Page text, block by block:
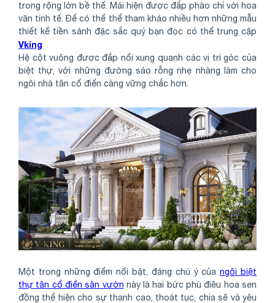
trong rộng lớn bề thế. Mái hiện được đắp phào chỉ với hoa
văn tinh tế. Để có thể thể tham khảo nhiều hơn những mẫu
thiết kế tiền sảnh đặc sắc quý bạn đọc có thể trung cập
Vking
Hệ cột vuông được đắp nổi xung quanh các vị trí góc của
biệt thự, với những đường sáo rỗng nhẹ nhàng làm cho
ngôi nhà tân cổ điển càng vững chắc hơn.
Một trong những điểm nổi bật, đáng chú ý củangôi biệt
thự tân cổ điển sân vườn này là hai bức phù điêu hoa sen
đồng thể hiện cho sự thanh cao, thoát tục, chia sẽ và yêu